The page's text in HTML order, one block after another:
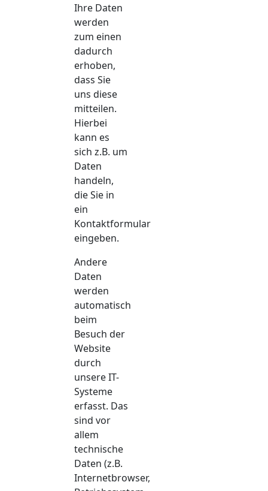
Ihre Daten
werden
zum einen
dadurch
erhoben,
dass Sie
uns diese
mitteilen.
Hierbei
kann es
sich z.B. um
Daten
handeln,
die Sie in
ein
Kontaktformular
eingeben.
Andere
Daten
werden
automatisch
beim
Besuch der
Website
durch
unsere IT-
Systeme
erfasst. Das
sind vor
allem
technische
Daten (z.B.
Internetbrowser,